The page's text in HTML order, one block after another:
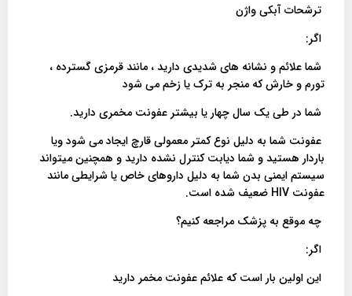
ترشحات آبکی واژن
اگر:
شما علائم و نشانه های شدیدی دارید ، مانند قرمزی گسترده ،
تورم و خارش که منجر به ترک یا زخم می شود
شما در طی یک سال چهار یا بیشتر عفونت مخمری دارید.
عفونت شما به دلیل نوع کمتر معمولی قارچ ایجاد می شود ویا
باردار هستید و شما دیابت کنترل نشده دارید و همچنین میتواند
سیستم ایمنی بدن شما به دلیل داروهای خاص یا شرایطی مانند
عفونت HIV ضعیف شده است.
چه موقع به پزشک مراجعه کنیم؟
اگر:
این اولین بار است که علائم عفونت مخمر دارید